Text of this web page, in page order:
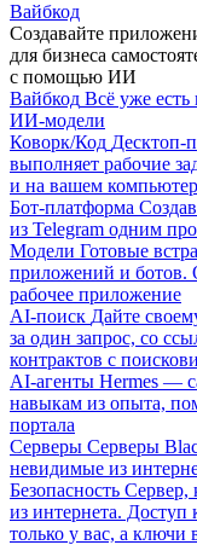
Вайбкод
Создавайте
для бизнеса
с помощью ИИ
Вайбкод Всё уже
ИИ-модели
Коворк/Код Десктоп-
выполняет рабочие
и на вашем
Бот-платформа
из Telegram одним
Модели Готовые
приложений и ботов.
рабочее приложение
AI-поиск Дайте
за один запрос, со
контрактов с
AI-агенты Hermes —
навыкам из опыта,
портала
Серверы Серверы
невидимые из
Безопасность Сервер,
из интернета.
только у вас, а